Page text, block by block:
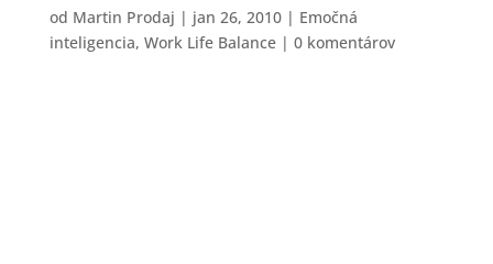
od Martin Prodaj | jan 26, 2010| Emočná
inteligencia, Work Life Balance| 0 komentárov